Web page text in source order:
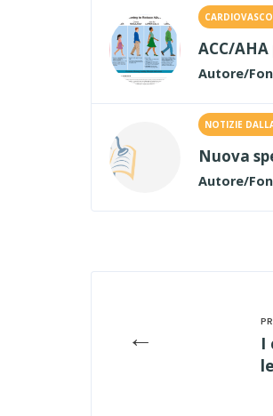
ACC/
Autore/
NOTIZIE
Nuova
Autore/
←
I